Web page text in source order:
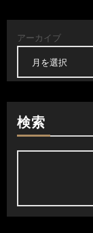
アーカイブ
検索